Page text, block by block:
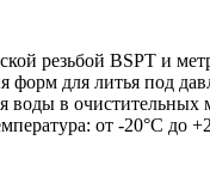
резьбой BSPT и
для литья под
в очистительных
от -20°C до